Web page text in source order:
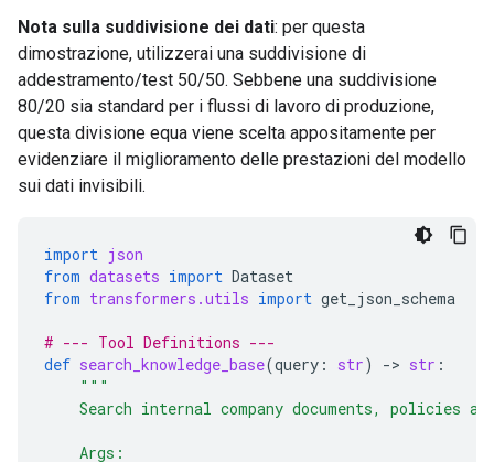
Nota sulla suddivisione dei dati: per questa
dimostrazione, utilizzerai una suddivisione di
addestramento/test 50/50. Sebbene una suddivisione
80/20 sia standard per i flussi di lavoro di produzione,
questa divisione equa viene scelta appositamente per
evidenziare il miglioramento delle prestazioni del modello
sui dati invisibili.
import json
from datasets import Dataset
from transformers.utils import get_json_schema
# --- Tool Definitions ---
def search_knowledge_base(query : str) -> str :
"""
Search internal company documents, policies
    Args: